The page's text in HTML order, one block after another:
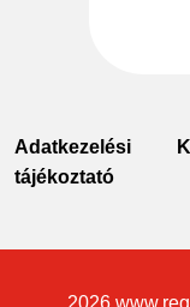
Adatkezelési
tájékoztató
2026